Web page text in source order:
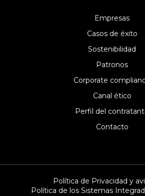
Empresas
Casos de éxito
Sostenibilidad
Patronos
Corporate
Canal ético
Perfil del
Contacto
Política de Privacidad y
Política de los Sistemas